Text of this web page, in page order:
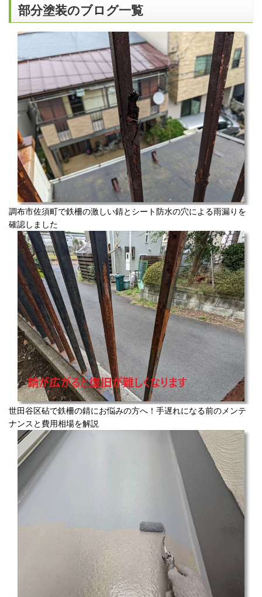
部分塗装のブログ一覧
調布市佐須町で鉄柵の激しい錆とシート防水の穴による雨漏りを
確認しました
世田谷区砧で鉄柵の錆にお悩みの方へ！手遅れになる前のメンテ
ナンスと費用相場を解説